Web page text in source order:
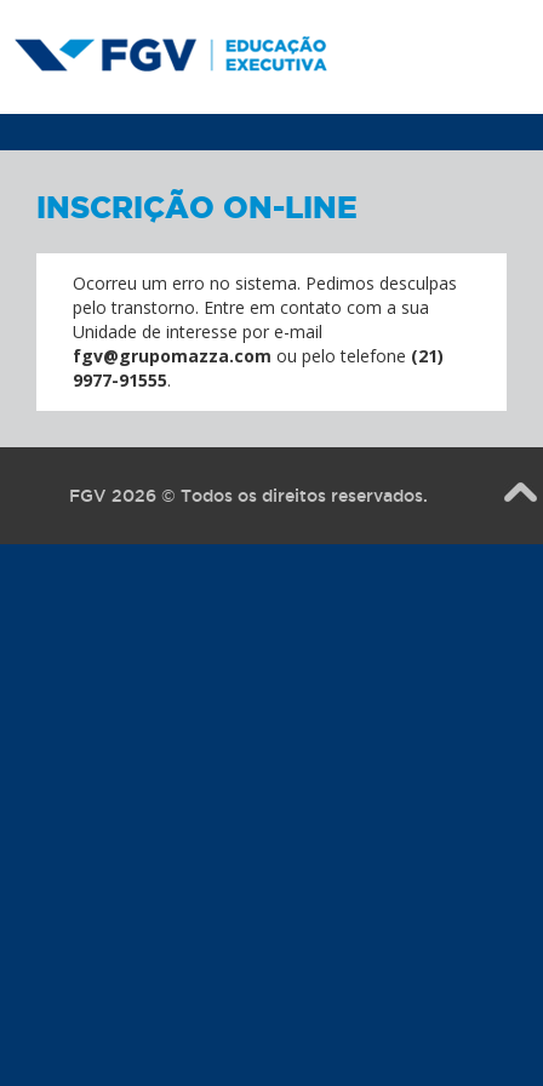
INSCRIÇÃO ON-LINE
Ocorreu um erro no sistema. Pedimos desculpas
pelo transtorno. Entre em contato com a sua
Unidade de interesse por e-mail
fgv@grupomazza.com ou pelo telefone (21)
9977-91555.
FGV 2026 © Todos os direitos reservados.